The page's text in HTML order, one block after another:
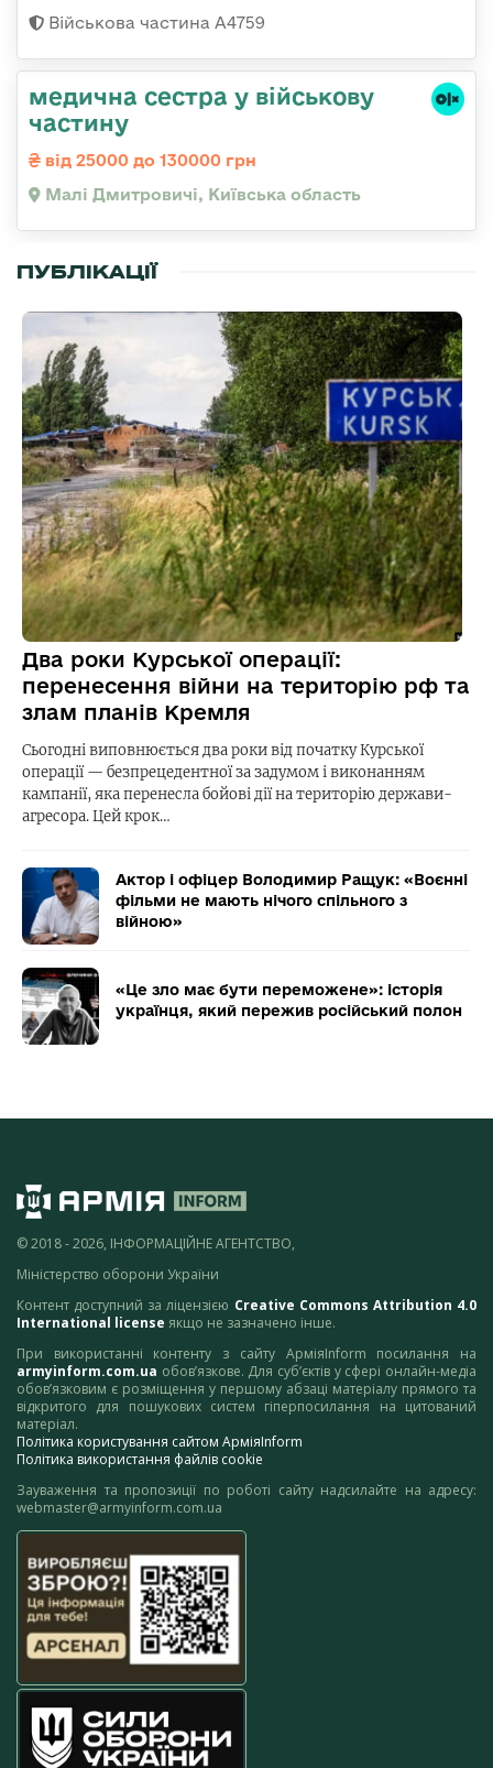
Військова частина А4759
медична сестра у військову
частину
від 25000 до 130000 грн
Малі Дмитровичі, Київська область
ПУБЛІКАЦІЇ
Два роки Курської операції:
перенесення війни на територію рф та
злам планів Кремля
Сьогодні виповнюється два роки від початку Курської
операції — безпрецедентної за задумом і виконанням
кампанії, яка перенесла бойові дії на територію держави-
агресора. Цей крок…
Актор і офіцер Володимир Ращук: «Воєнні
фільми не мають нічого спільного з
війною»
«Це зло має бути переможене»: історія
українця, який пережив російський полон
© 2018 - 2026, ІНФОРМАЦІЙНЕ АГЕНТСТВО,
Міністерство оборони України
Контент доступний за ліцензією Creative Commons Attribution 4.0
International license якщо не зазначено інше.
При використанні контенту з сайту АрміяInform посилання на
armyinform.com.ua обов’язкове. Для суб’єктів у сфері онлайн-медіа
обов’язковим є розміщення у першому абзаці матеріалу прямого та
відкритого для пошукових систем гіперпосилання на цитований
матеріал.
Політика користування сайтом АрміяInform
Політика використання файлів cookie
Зауваження та пропозиції по роботі сайту надсилайте на адресу:
webmaster@armyinform.com.ua